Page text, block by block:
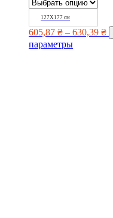
127Х177 см
605,87 ₴ – 630,39 ₴
параметры